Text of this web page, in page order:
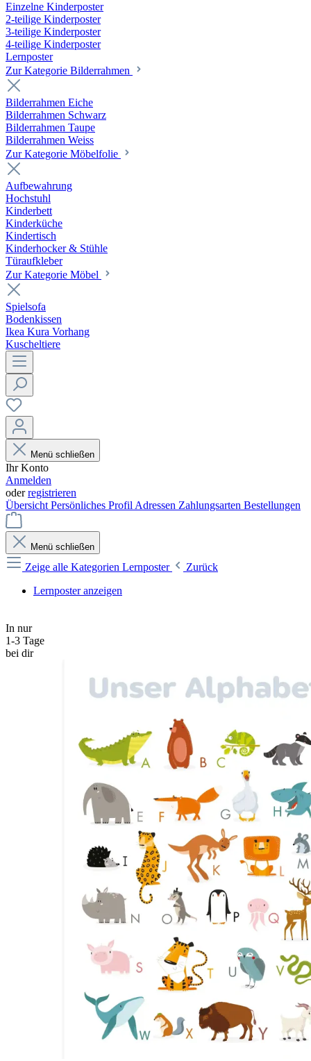
Einzelne Kinderposter
2-teilige Kinderposter
3-teilige Kinderposter
4-teilige Kinderposter
Lernposter
Zur Kategorie Bilderrahmen
Bilderrahmen Eiche
Bilderrahmen Schwarz
Bilderrahmen Taupe
Bilderrahmen Weiss
Zur Kategorie Möbelfolie
Aufbewahrung
Hochstuhl
Kinderbett
Kinderküche
Kindertisch
Kinderhocker & Stühle
Türaufkleber
Zur Kategorie Möbel
Spielsofa
Bodenkissen
Ikea Kura Vorhang
Kuscheltiere
Menü schließen
Ihr Konto
Anmelden
oderregistrieren
Übersicht Persönliches Profil Adressen Zahlungsarten Bestellungen
Menü schließen
Zeige alle Kategorien Lernposter
Zurück
Lernposter anzeigen
In nur
1-3 Tage
bei dir